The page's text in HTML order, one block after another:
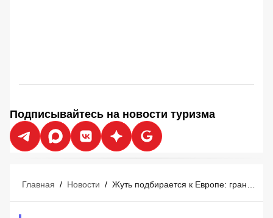
Подписывайтесь на новости туризма
Главная / Новости /